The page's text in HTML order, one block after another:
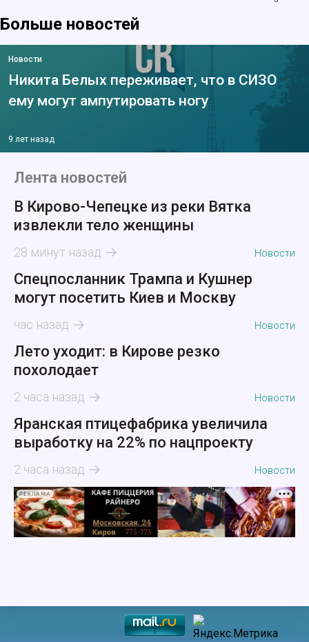
Больше новостей
Новости
Никита Белых переживает, что в СИЗО
ему могут ампутировать ногу
9 лет назад
Лента новостей
В Кирово-Чепецке из реки Вятка
извлекли тело женщины
28 минут назад Новости
Спецпосланник Трампа и Кушнер
могут посетить Киев и Москву
час назад Новости
Лето уходит: в Кирове резко
похолодает
2 часа назад Новости
Яранская птицефабрика увеличила
выработку на 22% по нацпроекту
2 часа назад Новости
РЕКЛАМА